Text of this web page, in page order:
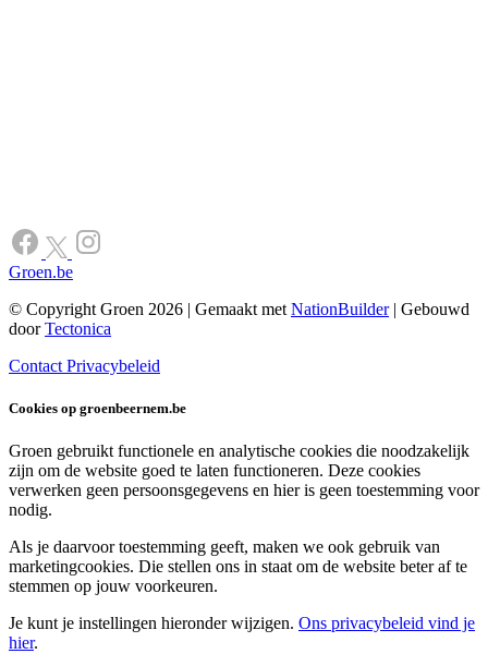
Groen.be
© Copyright Groen 2026 | Gemaakt met NationBuilder| Gebouwd
doorTectonica
Contact Privacybeleid
Cookies op groenbeernem.be
Groen gebruikt functionele en analytische cookies die noodzakelijk
zijn om de website goed te laten functioneren. Deze cookies
verwerken geen persoonsgegevens en hier is geen toestemming voor
nodig.
Als je daarvoor toestemming geeft, maken we ook gebruik van
marketingcookies. Die stellen ons in staat om de website beter af te
stemmen op jouw voorkeuren.
Je kunt je instellingen hieronder wijzigen. Ons privacybeleid vind je
hier.